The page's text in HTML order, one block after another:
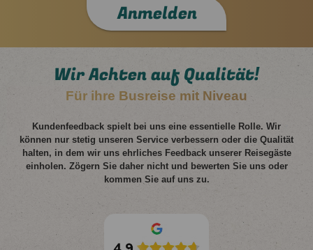
Anmelden
Wir Achten auf Qualität!
Für ihre Busreise mit Niveau
Kundenfeedback spielt bei uns eine essentielle Rolle. Wir
können nur stetig unseren Service verbessern oder die Qualität
halten, in dem wir uns ehrliches Feedback unserer Reisegäste
einholen. Zögern Sie daher nicht und bewerten Sie uns oder
kommen Sie auf uns zu.